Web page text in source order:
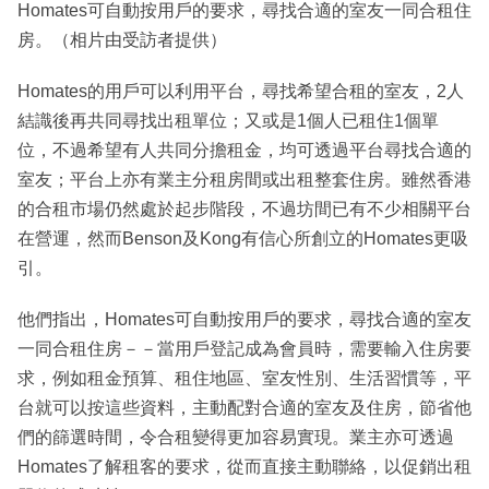
Homates可自動按用戶的要求，尋找合適的室友一同合租住
房。（相片由受訪者提供）
Homates的用戶可以利用平台，尋找希望合租的室友，2人
結識後再共同尋找出租單位；又或是1個人已租住1個單
位，不過希望有人共同分擔租金，均可透過平台尋找合適的
室友；平台上亦有業主分租房間或出租整套住房。雖然香港
的合租市場仍然處於起步階段，不過坊間已有不少相關平台
在營運，然而Benson及Kong有信心所創立的Homates更吸
引。
他們指出，Homates可自動按用戶的要求，尋找合適的室友
一同合租住房－－當用戶登記成為會員時，需要輸入住房要
求，例如租金預算、租住地區、室友性別、生活習慣等，平
台就可以按這些資料，主動配對合適的室友及住房，節省他
們的篩選時間，令合租變得更加容易實現。業主亦可透過
Homates了解租客的要求，從而直接主動聯絡，以促銷出租